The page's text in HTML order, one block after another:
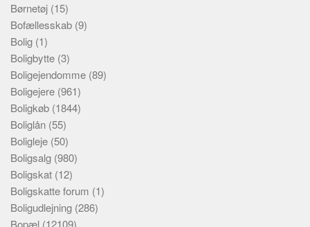
Børnetøj (15)
Bofællesskab (9)
Bolig (1)
Boligbytte (3)
Boligejendomme (89)
Boligejere (961)
Boligkøb (1844)
Boliglån (55)
Boligleje (50)
Boligsalg (980)
Boligskat (12)
Boligskatte forum (1)
Boligudlejning (286)
Bopæl (12109)